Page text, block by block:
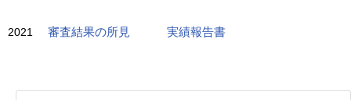
2021 審査結果の所見 実績報告書